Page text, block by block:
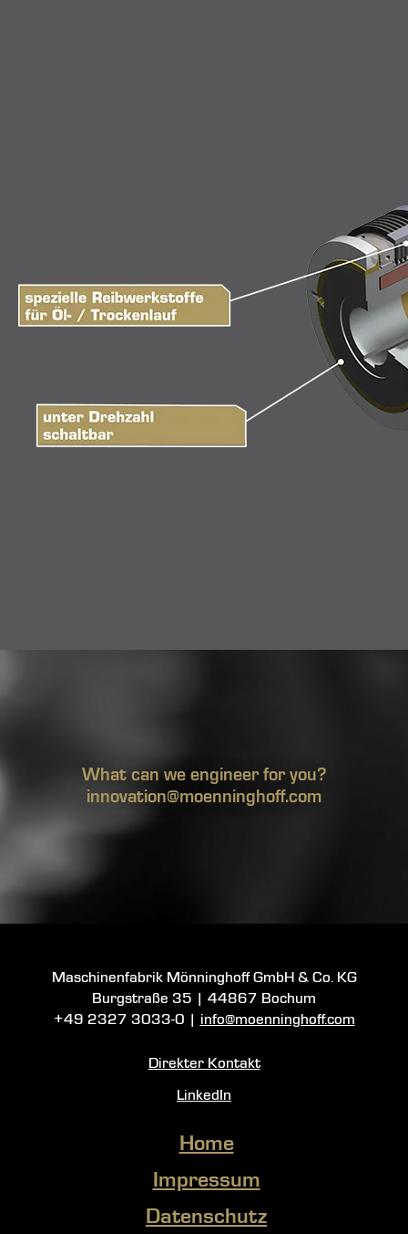
What can we engineer for you?
innovation@moenninghoff.com
Maschinenfabrik Mönninghoff GmbH & Co. KG
Burgstraße 35
44867 Bochum
+49 2327 3033-0
info@moenninghoff.com
Direkter Kontakt
LinkedIn
Home
Impressum
Datenschutz